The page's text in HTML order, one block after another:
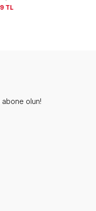
TL
abone olun!